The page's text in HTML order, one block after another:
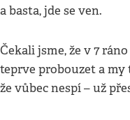
a basta, jde se ven.
Čekali jsme, že v 7
teprve probouzet a my
že vůbec nespí – už